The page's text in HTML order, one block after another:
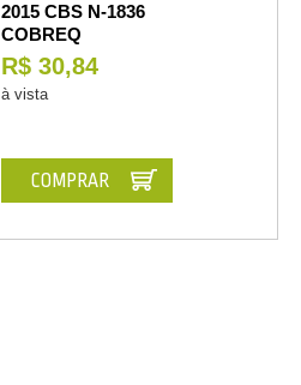
2015 CBS N-1836
COBREQ
R$ 30,84
à vista
COMPRAR